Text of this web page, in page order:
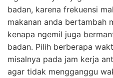
badan, karena frekuensi
makanan anda bertambah
kenapa ngemil juga
badan. Pilih berberapa
misalnya pada jam kerja
agar tidak mengganggu